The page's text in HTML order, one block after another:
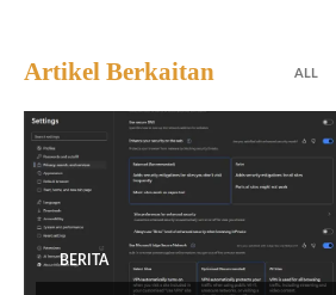
Artikel Berkaitan ALL
BERITA